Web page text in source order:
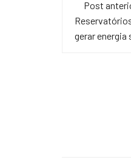
e
b
er
de
Post
gerar energia